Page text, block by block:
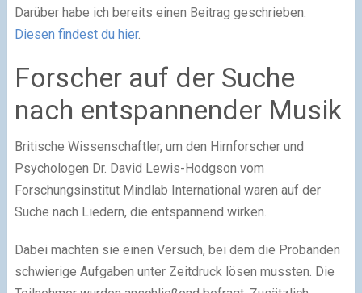
Darüber habe ich bereits einen Beitrag geschrieben.
Diesen findest du hier.
Forscher auf der Suche
nach entspannender Musik
Britische Wissenschaftler, um den Hirnforscher und
Psychologen Dr. David Lewis-Hodgson vom
Forschungsinstitut Mindlab International waren auf der
Suche nach Liedern, die entspannend wirken.
Dabei machten sie einen Versuch, bei dem die Probanden
schwierige Aufgaben unter Zeitdruck lösen mussten. Die